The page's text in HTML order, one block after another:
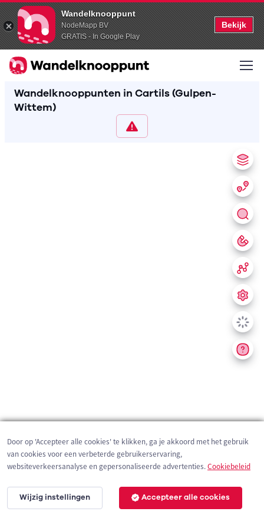
Wandelknooppunt
NodeMapp BV
GRATIS - In Google Play
Bekijk
Wandelknooppunten in Cartils (Gulpen-
Wittem)
200 m
Door op 'Accepteer alle cookies' te klikken, ga je akkoord met het gebruik
van cookies voor een verbeterde gebruikerservaring,
websiteverkeersanalyse en gepersonaliseerde advertenties.Cookiebeleid
Wijzig instellingen Accepteer alle cookies